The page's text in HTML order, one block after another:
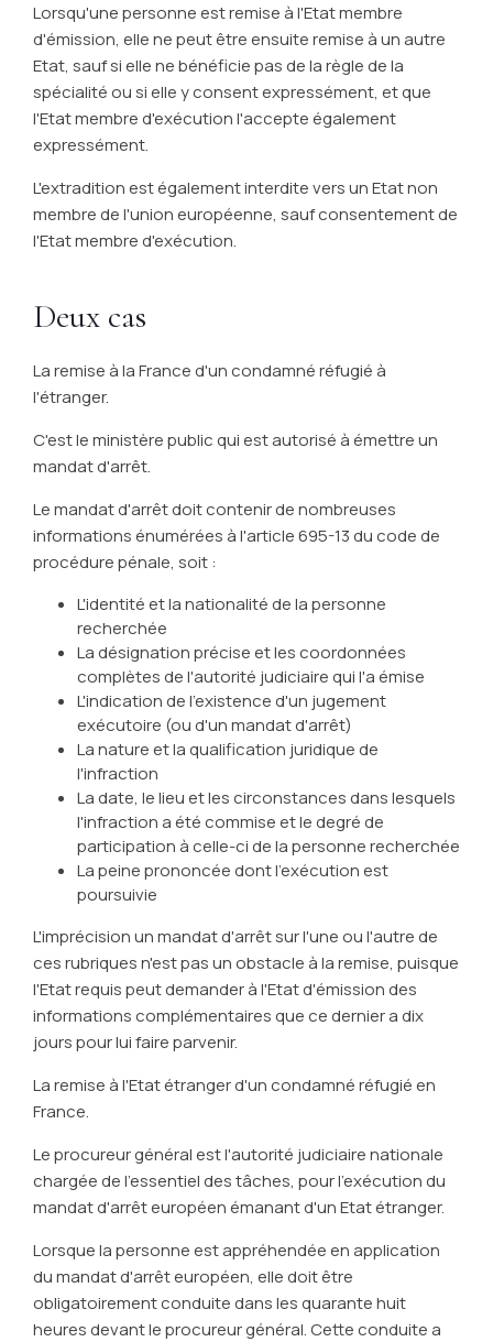
Lorsqu'une personne est remise à l'Etat membre
d'émission, elle ne peut être ensuite remise à un autre
Etat, sauf si elle ne bénéficie pas de la règle de la
spécialité ou si elle y consent expressément, et que
l'Etat membre d'exécution l'accepte également
expressément.
L'extradition est également interdite vers un Etat non
membre de l'union européenne, sauf consentement de
l'Etat membre d'exécution.
Deux cas
La remise à la France d'un condamné réfugié à
l'étranger.
C'est le ministère public qui est autorisé à émettre un
mandat d'arrêt.
Le mandat d'arrêt doit contenir de nombreuses
informations énumérées à l'article 695-13 du code de
procédure pénale, soit :
L'identité et la nationalité de la personne
recherchée
La désignation précise et les coordonnées
complètes de l'autorité judiciaire qui l'a émise
L'indication de l'existence d'un jugement
exécutoire (ou d'un mandat d'arrêt)
La nature et la qualification juridique de
l'infraction
La date, le lieu et les circonstances dans lesquels
l'infraction a été commise et le degré de
participation à celle-ci de la personne recherchée
La peine prononcée dont l'exécution est
poursuivie
L'imprécision un mandat d'arrêt sur l'une ou l'autre de
ces rubriques n'est pas un obstacle à la remise, puisque
l'Etat requis peut demander à l'Etat d'émission des
informations complémentaires que ce dernier a dix
jours pour lui faire parvenir.
La remise à l'Etat étranger d'un condamné réfugié en
France.
Le procureur général est l'autorité judiciaire nationale
chargée de l'essentiel des tâches, pour l'exécution du
mandat d'arrêt européen émanant d'un Etat étranger.
Lorsque la personne est appréhendée en application
du mandat d'arrêt européen, elle doit être
obligatoirement conduite dans les quarante huit
heures devant le procureur général. Cette conduite a